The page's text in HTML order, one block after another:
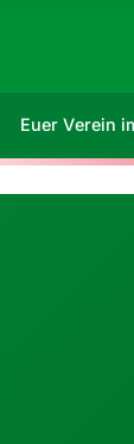
Euer Verein